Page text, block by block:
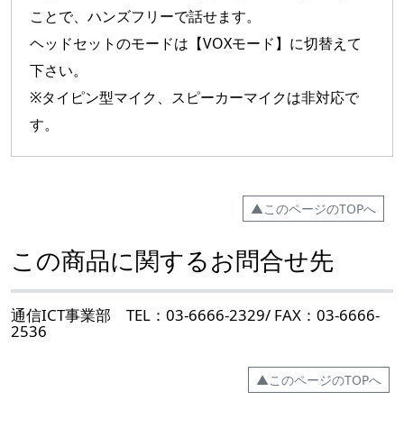
ことで、ハンズフリーで話せます。
ヘッドセットのモードは【VOXモード】に切替えて
下さい。
※タイピン型マイク、スピーカーマイクは非対応で
す。
▲このページのTOPへ
この商品に関するお問合せ先
通信ICT事業部 TEL：03-6666-2329/ FAX：03-6666-
2536
▲このページのTOPへ